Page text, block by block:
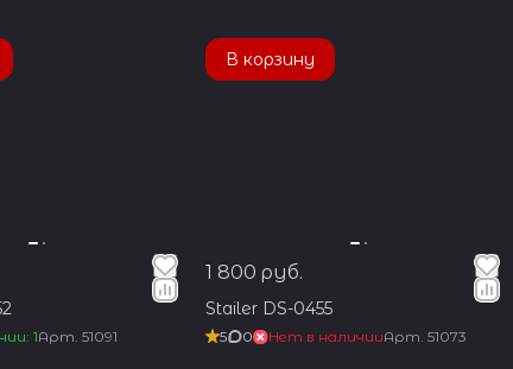
В корзину
1Арт. 51091
1 800 руб.
Stailer DS-0455
5 0 Нет в наличииАрт. 51073